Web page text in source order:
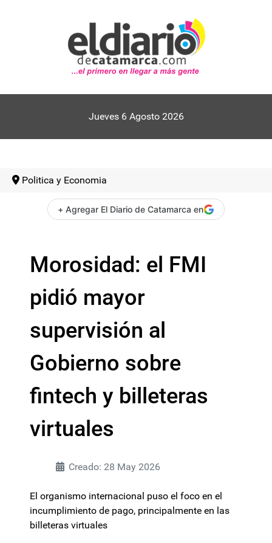
Jueves 6 Agosto 2026
Politica y Economia
+ Agregar El Diario de Catamarca en
Morosidad: el FMI
pidió mayor
supervisión al
Gobierno sobre
fintech y billeteras
virtuales
Creado: 28 May 2026
El organismo internacional puso el foco en el
incumplimiento de pago, principalmente en las
billeteras virtuales